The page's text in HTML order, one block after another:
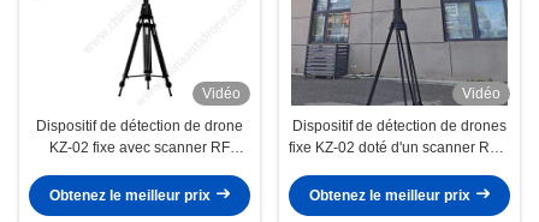
Vidéo
Dispositif de détection de drone
KZ-02 fixe avec scanner RF
plateforme cloud SIG pour radar
anti-UAV
Obtenez le meilleur prix
Vidéo
Dispositif de détection de drones
fixe KZ-02 doté d'un scanner RF à
360° et d'une plateforme cloud
SIG
Obtenez le meilleur prix